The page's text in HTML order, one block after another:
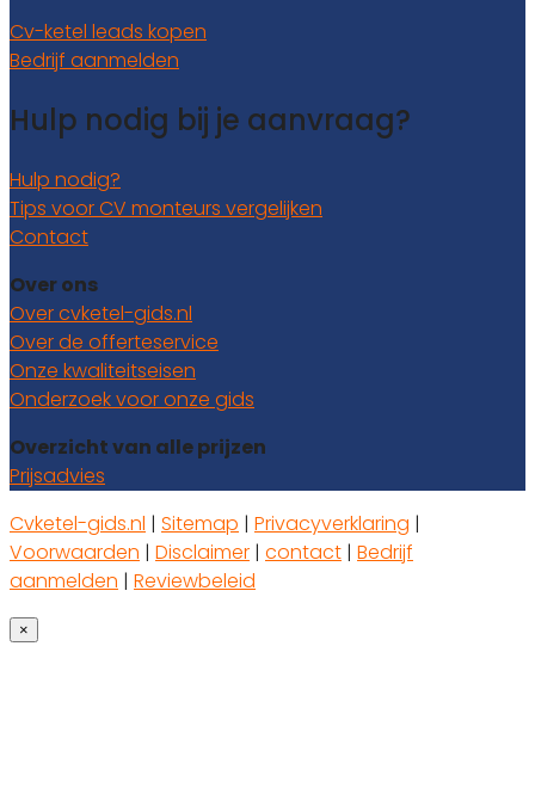
Cv-ketel leads kopen
Bedrijf aanmelden
Hulp nodig bij je aanvraag?
Hulp nodig?
Tips voor CV monteurs vergelijken
Contact
Over ons
Over cvketel-gids.nl
Over de offerteservice
Onze kwaliteitseisen
Onderzoek voor onze gids
Overzicht van alle prijzen
Prijsadvies
Cvketel-gids.nl | Sitemap | Privacyverklaring |
Voorwaarden | Disclaimer | contact | Bedrijf
aanmelden | Reviewbeleid
×